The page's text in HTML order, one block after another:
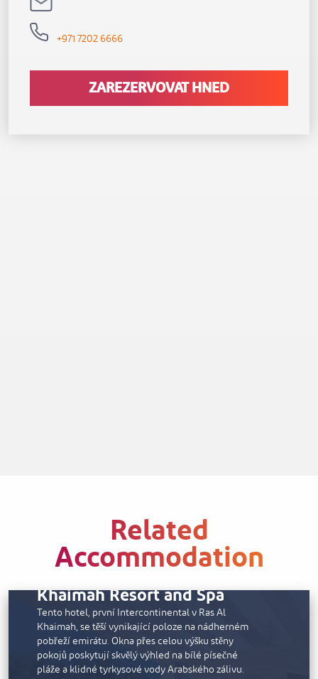
+971 7202 6666
ZAREZERVOVAT HNED
Related
Accommodation
InterContinental Ras Al
Khaimah Resort and Spa
Tento hotel, první Intercontinental v Ras Al
Khaimah, se těší vynikající poloze na nádherném
pobřeží emirátu. Okna přes celou výšku stěny
pokojů poskytují skvělý výhled na bílé písečné
pláže a klidné tyrkysové vody Arabského zálivu.